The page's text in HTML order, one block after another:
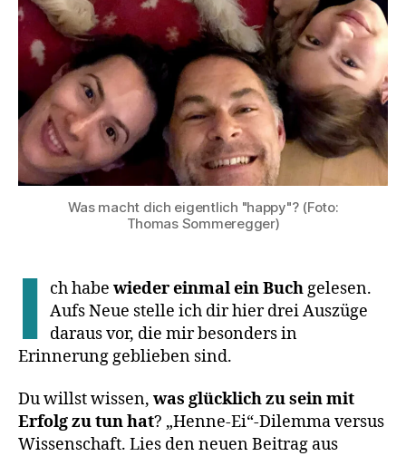
Was macht dich eigentlich "happy"? (Foto:
Thomas Sommeregger)
I ch habewieder einmal ein Buch gelesen.
Aufs Neue stelle ich dir hier drei Auszüge
daraus vor, die mir besonders in
Erinnerung geblieben sind.
Du willst wissen, was glücklich zu sein mit
Erfolg zu tun hat? „Henne-Ei“-Dilemma versus
Wissenschaft. Lies den neuen Beitrag aus